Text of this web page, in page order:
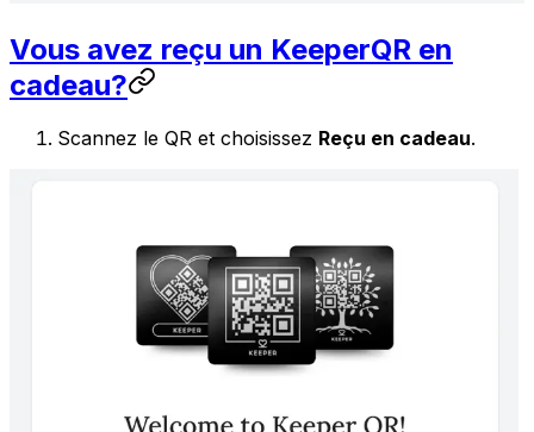
Vous avez reçu un KeeperQR en
cadeau?
Scannez le QR et choisissez Reçu en cadeau.